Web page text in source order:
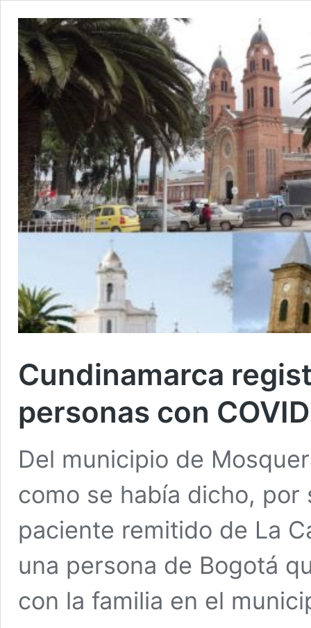
Cundinamarca
personas con
Del municipio de
como se había dicho,
paciente remitido de La
una persona de Bogotá
con la familia en el